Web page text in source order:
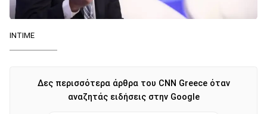
ΙΝΤΙΜΕ
Δες περισσότερα άρθρα του CNN Greece όταν
αναζητάς ειδήσεις στην Google